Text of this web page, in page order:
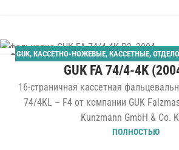
01GUK, КАССЕТНО-НОЖЕВЫЕ, КАССЕТНЫЕ,
ПАЛЛЕТНЫЙ САМОНАКЛАД ,
GUK FA 74/4-4K
16-страничная кассетная
74/4KL – F4 от компании GUK
Kunzmann GmbH & Co.
ПОЛНОСТЬЮ